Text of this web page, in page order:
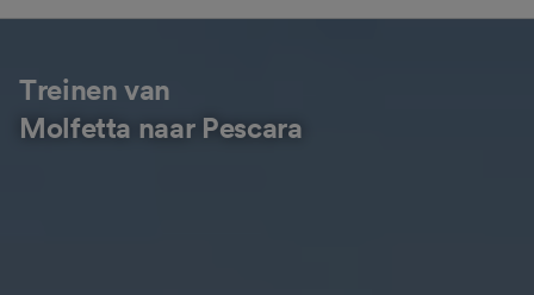
Treinen van
Molfetta naar Pescara